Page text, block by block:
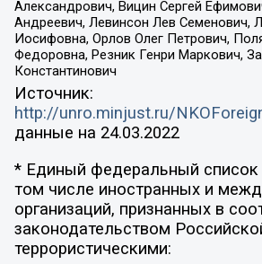
Александрович, Вицин Сергей
Андреевич, Левинсон Лев Семенович,
Иосифовна, Орлов Олег Петрович,
Федоровна, Резник Генри Маркович,
Константинович
Источник:
http://unro.minjust.ru/
данные на 24.03.2022
* Единый федеральный список
том числе иностранных и
организаций, признанных в
законодательством
террористическими: